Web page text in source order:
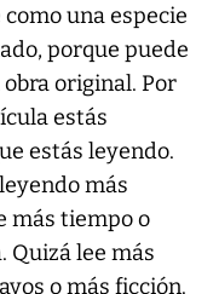
una especie
porque puede
original. Por
estás
estás leyendo.
más
más tiempo o
Quizá lee más
o más ficción.